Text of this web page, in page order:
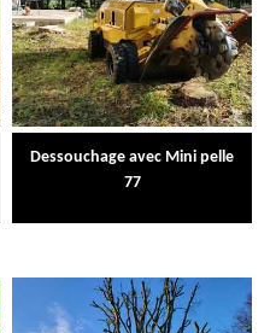
Dessouchage avec Mini pelle
77